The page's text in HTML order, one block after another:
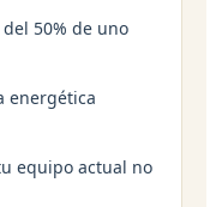
50% de uno
energética
equipo actual no